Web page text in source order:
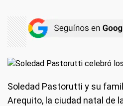
Soledad Pastorutti y su
Arequito, la ciudad natal de